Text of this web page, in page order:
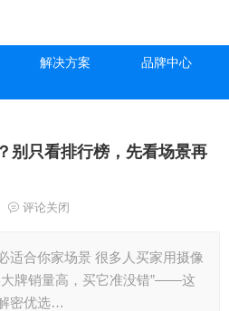
解决方案
品牌中心
别只看排行榜，先看场景再
评论关闭
适合你家场景 很多人买家用摄像
大牌销量高，买它准没错”——这
密优选…